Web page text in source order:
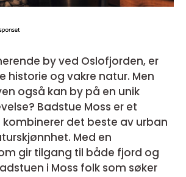
by ved Oslofjorden, er
historie og vakre natur. Men
også kan by på en unik
Badstue Moss er et
det beste av urban
Med en
gir tilgang til både fjord og
i Moss folk som søker